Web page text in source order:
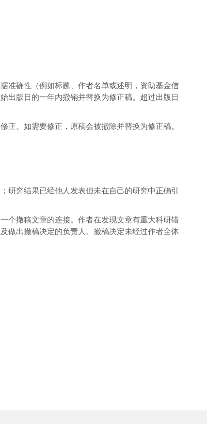
准确性（例如标题、作者名单或述明，资助基金信
出版日的一年内撤销并替换为修正稿。超过出版日
。如需要修正，原稿会被撤除并替换为修正稿。
研究结果已经他人发表但未在自己的研究中正确引
个撤稿文章的连接。作者在发现文章有重大科研错
做出撤稿决定的负责人。撤稿决定未经过作者全体